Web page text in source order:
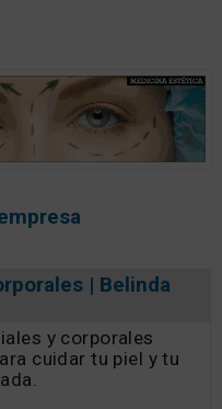
| Belinda
y corporales
cuidar tu piel y tu